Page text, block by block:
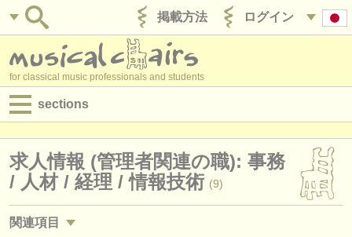
ログイン
掲載方法
for classical music professionals and students
sections
求人情報 (演奏関係の職)
求人情報 (教育関連の職)
求人情報 (管理者関連の職)
求人情報 (管理者関連の職): 事務
/ 人材 / 経理 / 情報技術 (9)
関連項目